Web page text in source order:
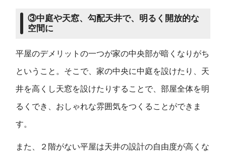
③中庭や天窓、勾配天井で、明るく開放的な
空間に
平屋のデメリットの一つが家の中央部が暗くなりがち
ということ。そこで、家の中央に中庭を設けたり、天
井を高くし天窓を設けたりすることで、部屋全体を明
るくでき、おしゃれな雰囲気をつくることができま
す。
また、２階がない平屋は天井の設計の自由度が高くな